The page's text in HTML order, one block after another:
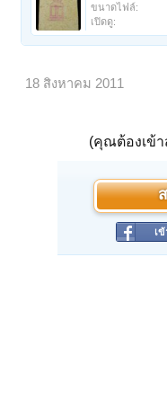
ขนาดไฟล์:
เปิดดู:
18 สิงหาคม 2011
(คุณต้องเข้า
เ